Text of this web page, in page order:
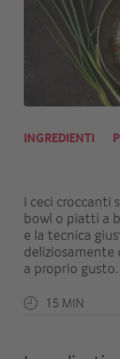
INGREDIENTI
I ceci croccanti
bowl o piatti a
e la tecnica
deliziosamente
a proprio gusto.
15 MIN